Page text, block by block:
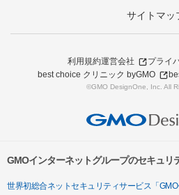
サイトマッ
利用規約運営会社
プライ
best choice クリニック byGMO
©GMO DesignOne, Inc. All
GMOインターネットグループのセキュリ
世界初総合ネットセキュリティサービス「GMO